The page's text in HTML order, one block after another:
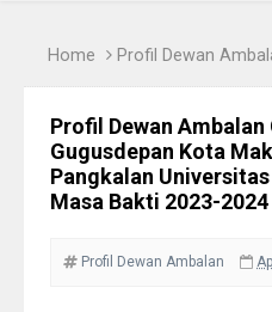
Home Profil Dewan
Profil Dewan Ambalan
Gugusdepan Kota
Pangkalan
Masa Bakti 2023-2024
Profil Dewan Ambalan